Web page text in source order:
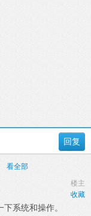
回复
看全部
楼主
收藏
系统和操作。